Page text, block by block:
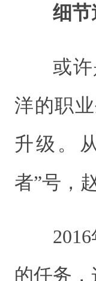
细节
或
洋的职
升级。
者”号，
的任务